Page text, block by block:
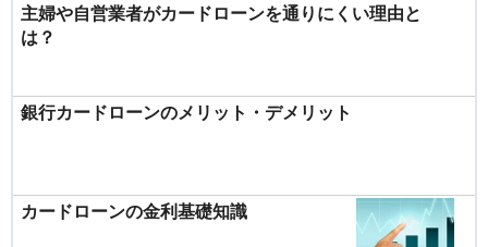
主婦や自営業者がカードローンを通りにくい理由と
は？
銀行カードローンのメリット・デメリット
カードローンの金利基礎知識